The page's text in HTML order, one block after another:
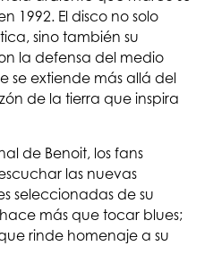
1992. El disco no solo
sino también su
la defensa del medio
se extiende más allá del
de la tierra que inspira
de Benoit, los fans
las nuevas
seleccionadas de su
más que tocar blues;
rinde homenaje a su